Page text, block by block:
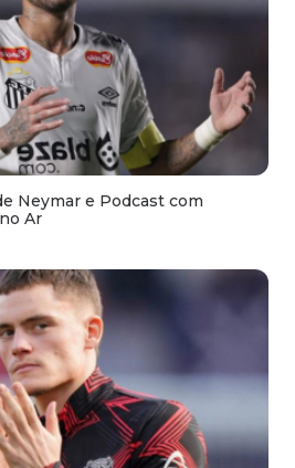
Neymar e Podcast com
Ar